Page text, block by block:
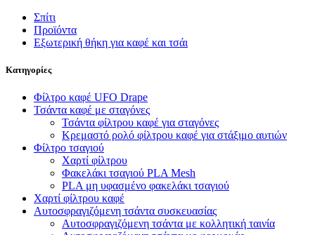
Σπίτι
Προϊόντα
Εξωτερική θήκη για καφέ και τσάι
Κατηγορίες
Φίλτρο καφέ UFO Drape
Τσάντα καφέ με σταγόνες
Τσάντα φίλτρου καφέ για σταγόνες
Κρεμαστό ρολό φίλτρου καφέ για στάξιμο αυτιών
Φίλτρο τσαγιού
Χαρτί φίλτρου
Φακελάκι τσαγιού PLA Mesh
PLA μη υφασμένο φακελάκι τσαγιού
Χαρτί φίλτρου καφέ
Αυτοσφραγιζόμενη τσάντα συσκευασίας
Αυτοσφραγιζόμενη τσάντα με κολλητική ταινία